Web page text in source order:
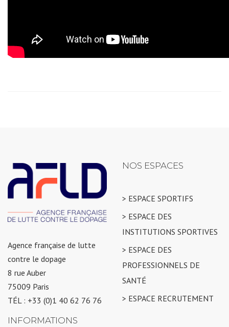
Agence française de lutte
contre le dopage
8 rue Auber
75009 Paris
TÉL : +33 (0)1 40 62 76 76
NOS ESPACES
> ESPACE SPORTIFS
> ESPACE DES
INSTITUTIONS SPORTIVES
> ESPACE DES
PROFESSIONNELS DE
SANTÉ
> ESPACE RECRUTEMENT
INFORMATIONS